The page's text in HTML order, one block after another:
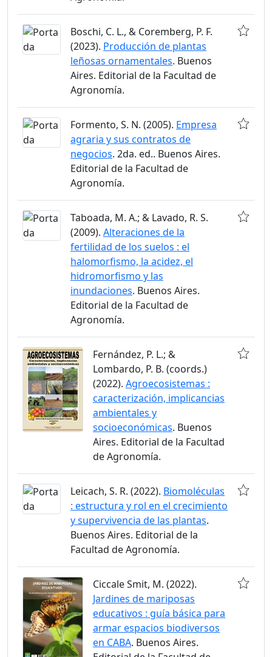
Boschi, C. L., & Coremberg, P. F.
(2023). Producción de plantas
leñosas ornamentales. Buenos
Aires. Editorial de la Facultad de
Agronomía.
Formento, S. N. (2005). Empresa
agraria y sus contratos de
negocios. 2da. ed.. Buenos Aires.
Editorial de la Facultad de
Agronomía.
Taboada, M. A.; & Lavado, R. S.
(2009). Alteraciones de la
fertilidad de los suelos : el
halomorfismo, la acidez, el
hidromorfismo y las
inundaciones. Buenos Aires.
Editorial de la Facultad de
Agronomía.
Fernández, P. L.; &
Lombardo, P. B. (coords.)
(2022). Agroecosistemas :
caracterización, implicancias
ambientales y
socioeconómicas. Buenos
Aires. Editorial de la Facultad
de Agronomía.
Leicach, S. R. (2022). Biomoléculas
: estructura y rol en el crecimiento
y supervivencia de las plantas.
Buenos Aires. Editorial de la
Facultad de Agronomía.
Ciccale Smit, M. (2022).
Jardines de mariposas
educativos : guía básica para
armar espacios biodiversos
en CABA. Buenos Aires.